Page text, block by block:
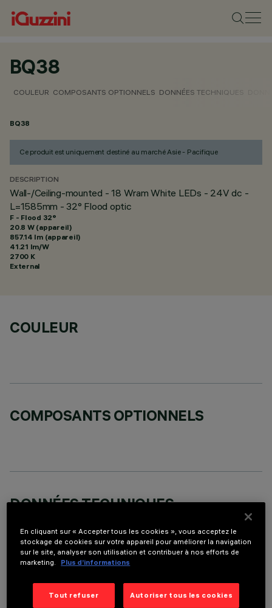
BQ38
COULEUR COMPOSANTS OPTIONNELS DONNÉES TECHNIQUES
BQ38
Ce produit est uniquement destiné au marché Asie - Pacifique
DESCRIPTION
Wall-/Ceiling-mounted - 18 Wram White LEDs - 24V dc -
L=1585mm - 32° Flood optic
F - Flood 32°
20.8 W (appareil)
857.14 lm (appareil)
41.21 lm/W
2700 K
External
COULEUR
COMPOSANTS OPTIONNELS
DONNÉES TECHNIQUES
DESCRIPTION
lamps. Ceiling- and wall-mounted. Consists of a body and
supports for installation (to be ordered separately). Extruded
En cliquant sur « Accepter tous les cookies », vous acceptez le
stockage de cookies sur votre appareil pour améliorer la navigation
sur le site, analyser son utilisation et contribuer à nos efforts de
marketing.
Plus d’informations
Tout refuser Autoriser tous les cookies